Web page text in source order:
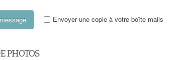
Envoyer une copie à votre boîte mails
PHOTOS